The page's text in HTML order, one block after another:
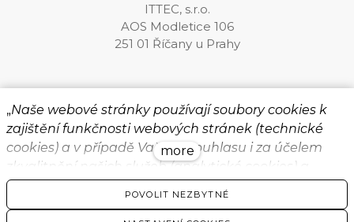
ITTEC, s.r.o.
AOS Modletice 106
251 01 Říčany u Prahy
© 2026 ITTEC, s.r.o.
„Naše webové stránky používají soubory cookies k
zajištění funkčnosti webových stránek (technické
cookies) a v případě Vašeho souhlasu i za účelem
zkvalitnění našich služeb (analytické cookies) a
přizpůsobení zobrazovaného obsahu a reklamy
formou personalizovaných reklam (marketingové
more
POVOLIT NEZBYTNÉ